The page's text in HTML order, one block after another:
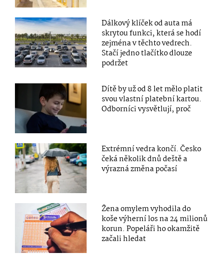
Dálkový klíček od auta má
skrytou funkci, která se hodí
zejména v těchto vedrech.
Stačí jedno tlačítko dlouze
podržet
Dítě by už od 8 let mělo platit
svou vlastní platební kartou.
Odborníci vysvětlují, proč
Extrémní vedra končí. Česko
čeká několik dnů deště a
výrazná změna počasí
Žena omylem vyhodila do
koše výherní los na 24 milionů
korun. Popeláři ho okamžitě
začali hledat